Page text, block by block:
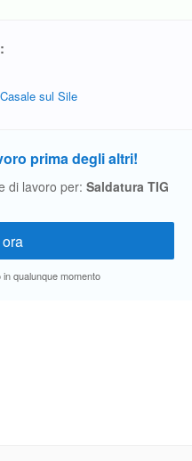
Casale sul Sile
prima degli altri!
di lavoro per: Saldatura TIG
qualunque momento